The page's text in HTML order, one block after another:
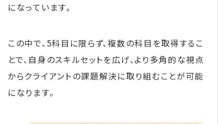
になっています。
この中で、5科目に限らず、複数の科目を取得するこ
とで、自身のスキルセットを広げ、より多角的な視点
からクライアントの課題解決に取り組むことが可能
になります。